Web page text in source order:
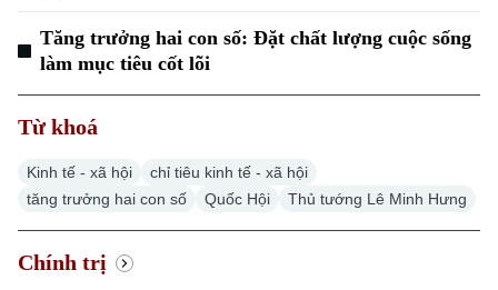
Tăng trưởng hai con số: Đặt chất lượng cuộc sống
làm mục tiêu cốt lõi
Từ khoá
Kinh tế - xã hội
chỉ tiêu kinh tế - xã hội
tăng trưởng hai con số
Quốc Hội Thủ tướng Lê Minh Hưng
Chính trị